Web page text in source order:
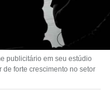
publicitário em seu estúdio
forte crescimento no setor